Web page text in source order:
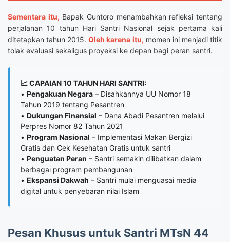
Sementara itu, Bapak Guntoro menambahkan refleksi tentang
perjalanan 10 tahun Hari Santri Nasional sejak pertama kali
ditetapkan tahun 2015.Oleh karena itu, momen ini menjadi titik
tolak evaluasi sekaligus proyeksi ke depan bagi peran santri.
📈 CAPAIAN 10 TAHUN HARI SANTRI:
• Pengakuan Negara – Disahkannya UU Nomor 18
Tahun 2019 tentang Pesantren
• Dukungan Finansial – Dana Abadi Pesantren melalui
Perpres Nomor 82 Tahun 2021
• Program Nasional – Implementasi Makan Bergizi
Gratis dan Cek Kesehatan Gratis untuk santri
• Penguatan Peran – Santri semakin dilibatkan dalam
berbagai program pembangunan
• Ekspansi Dakwah – Santri mulai menguasai media
digital untuk penyebaran nilai Islam
Pesan Khusus untuk Santri MTsN 44